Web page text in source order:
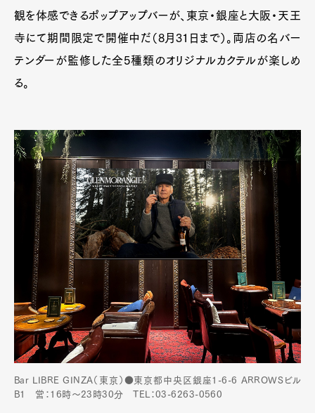
観を体感できるポップアップバーが、東京・銀座と大阪・天王
寺にて期間限定で開催中だ（8月31日まで）。両店の名バー
テンダーが監修した全5種類のオリジナルカクテルが楽しめ
る。
Bar LIBRE GINZA（東京）●東京都中央区銀座1-6-6 ARROWSビル
B1 営：16時～23時30分 TEL：03-6263-0560